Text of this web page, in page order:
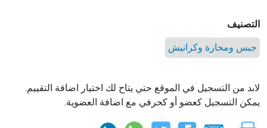
التصنيف
جبس ومحارة وكرانيش
لابد من التسجيل في الموقع حتي يتاح لك اختيار اضافة التقييم.
يمكن التسجيل كعضو أو كحرفي مع اضافة العضوية.